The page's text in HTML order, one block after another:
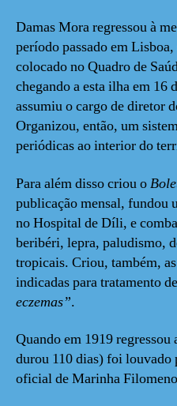
Damas Mora regressou à
período passado em
colocado no Quadro de
chegando a esta ilha em
assumiu o cargo de diretor
Organizou, então, um
periódicas ao interior do
Para além disso criou o
publicação mensal, fundou
no Hospital de Díli, e
beribéri, lepra, paludismo,
tropicais. Criou, também,
indicadas para tratamento
eczemas”.
Quando em 1919
durou 110 dias) foi
oficial de Marinha